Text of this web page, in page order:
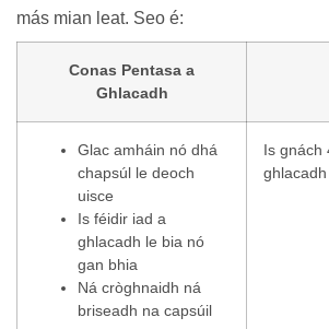
más mian leat. Seo é:
Conas Pentasa a
Ghlacadh
Glac amháin nó dhá
chapsúl le deoch
uisce
Is féidir iad a
ghlacadh le bia nó
gan bhia
Ná cròghnaidh ná
briseadh na capsúil
Is gnách